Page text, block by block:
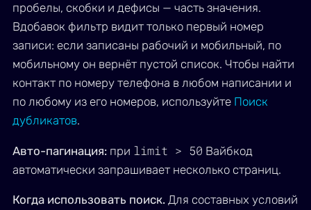
пробелы, скобки и дефисы — часть значения.
Вдобавок фильтр видит только первый номер
записи: если записаны рабочий и мобильный, по
мобильному он вернёт пустой список. Чтобы найти
контакт по номеру телефона в любом написании и
по любому из его номеров, используйте Поиск
дубликатов.
Авто-пагинация: при limit > 50 Вайбкод
автоматически запрашивает несколько страниц.
Когда использовать поиск. Для составных условий